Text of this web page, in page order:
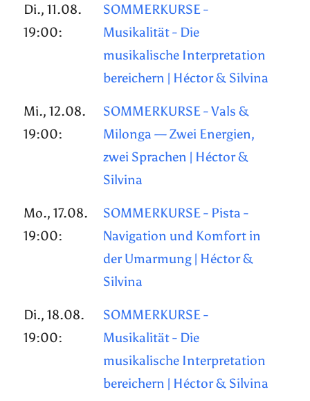
Di., 11.08.
19:00:
SOMMERKURSE -
Musikalität - Die
musikalische Interpretation
bereichern | Héctor & Silvina
Mi., 12.08.
19:00:
SOMMERKURSE - Vals &
Milonga — Zwei Energien,
zwei Sprachen | Héctor &
Silvina
Mo., 17.08.
19:00:
SOMMERKURSE - Pista -
Navigation und Komfort in
der Umarmung | Héctor &
Silvina
Di., 18.08.
19:00:
SOMMERKURSE -
Musikalität - Die
musikalische Interpretation
bereichern | Héctor & Silvina